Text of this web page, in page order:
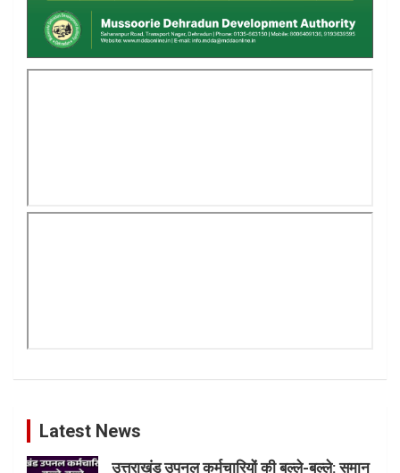
Latest News
उत्तराखंड उपनल कर्मचारियों की बल्ले-बल्ले: समान